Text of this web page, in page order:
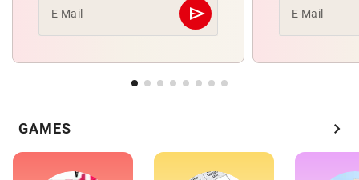
E-Mail send
Abschicken E-Mail
GAMES chevron_right